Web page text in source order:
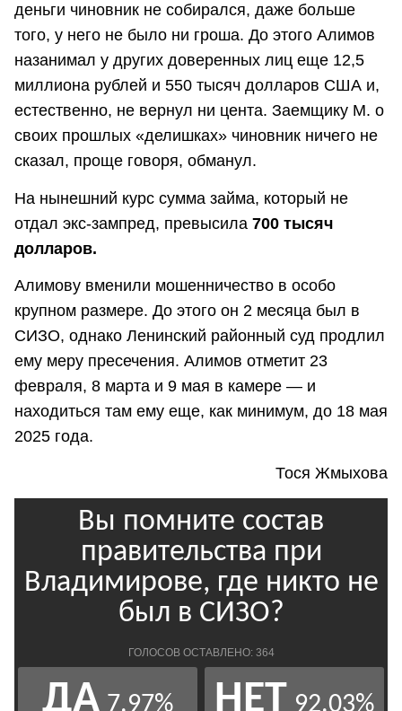
деньги чиновник не собирался, даже больше
того, у него не было ни гроша. До этого Алимов
назанимал у других доверенных лиц еще 12,5
миллиона рублей и 550 тысяч долларов США и,
естественно, не вернул ни цента. Заемщику М. о
своих прошлых «делишках» чиновник ничего не
сказал, проще говоря, обманул.
На нынешний курс сумма займа, который не
отдал экс-зампред, превысила 700 тысяч
долларов.
Алимову вменили мошенничество в особо
крупном размере. До этого он 2 месяца был в
СИЗО, однако Ленинский районный суд продлил
ему меру пресечения. Алимов отметит 23
февраля, 8 марта и 9 мая в камере — и
находиться там ему еще, как минимум, до 18 мая
2025 года.
Тося Жмыхова